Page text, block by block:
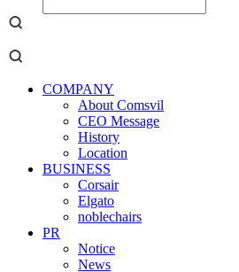
COMPANY
About Comsvil
CEO Message
History
Location
BUSINESS
Corsair
Elgato
noblechairs
PR
Notice
News